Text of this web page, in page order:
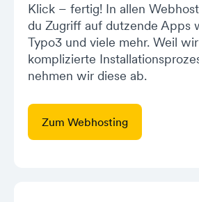
Klick – fertig! In allen
du Zugriff auf dutzende Apps
Typo3 und viele mehr. Weil
komplizierte
nehmen wir diese ab.
Zum Webhosting